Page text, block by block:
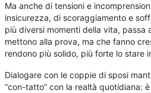
Ma anche di tensioni e
insicurezza, di scoraggiamento e
più diversi momenti della vita, passa
mettono alla prova, ma che fanno
rendono più solido, più forte lo stare
Dialogare con le coppie di sposi
“con-tatto” con la realtà quotidiana: è